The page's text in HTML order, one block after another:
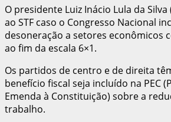
O presidente Luiz Inácio Lula da
ao STF caso o Congresso Nacional
desoneração a setores econômicos
ao fim da escala 6×1.
Os partidos de centro e de direita
benefício fiscal seja incluído na PEC
Emenda à Constituição) sobre a
trabalho.